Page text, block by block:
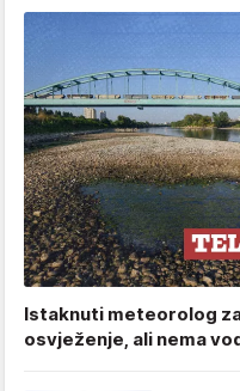
Istaknuti meteorolog
osvježenje, ali nema